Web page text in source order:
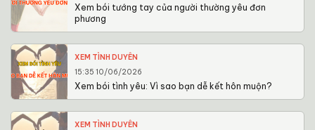
Xem bói tướng tay của người thường yêu đơn
phương
XEM TÌNH DUYÊN
15:35 10/06/2026
Xem bói tình yêu: Vì sao bạn dễ kết hôn muộn?
XEM TÌNH DUYÊN